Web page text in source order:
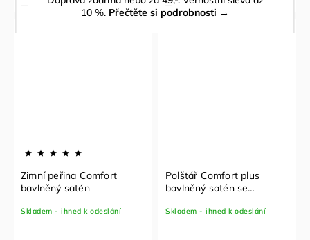
10 %. Přečtěte si podrobnosti →
Zimní peřina Comfort
bavlněný satén
Skladem - ihned k odeslání
Polštář Comfort plus
bavlněný satén se
povlakem
Skladem - ihned k odeslání